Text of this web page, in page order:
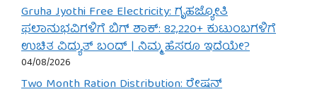
Gruha Jyothi Free Electricity: ಗೃಹಜ್ಯೋತಿ
ಫಲಾನುಭವಿಗಳಿಗೆ ಬಿಗ್ ಶಾಕ್: 82,220+ ಕುಟುಂಬಗಳಿಗೆ
ಉಚಿತ ವಿದ್ಯುತ್ ಬಂದ್ | ನಿಮ್ಮ ಹೆಸರೂ ಇದೆಯೇ?
04/08/2026
Two Month Ration Distribution: ರೇಷನ್